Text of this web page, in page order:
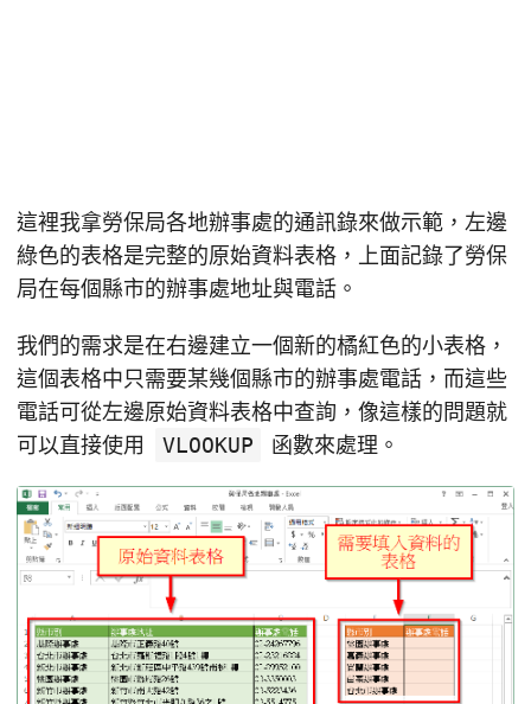
這裡我拿勞保局各地辦事處的通訊錄來做示範，左邊
綠色的表格是完整的原始資料表格，上面記錄了勞保
局在每個縣市的辦事處地址與電話。
我們的需求是在右邊建立一個新的橘紅色的小表格，
這個表格中只需要某幾個縣市的辦事處電話，而這些
電話可從左邊原始資料表格中查詢，像這樣的問題就
可以直接使用
VLOOKUP 函數來處理。